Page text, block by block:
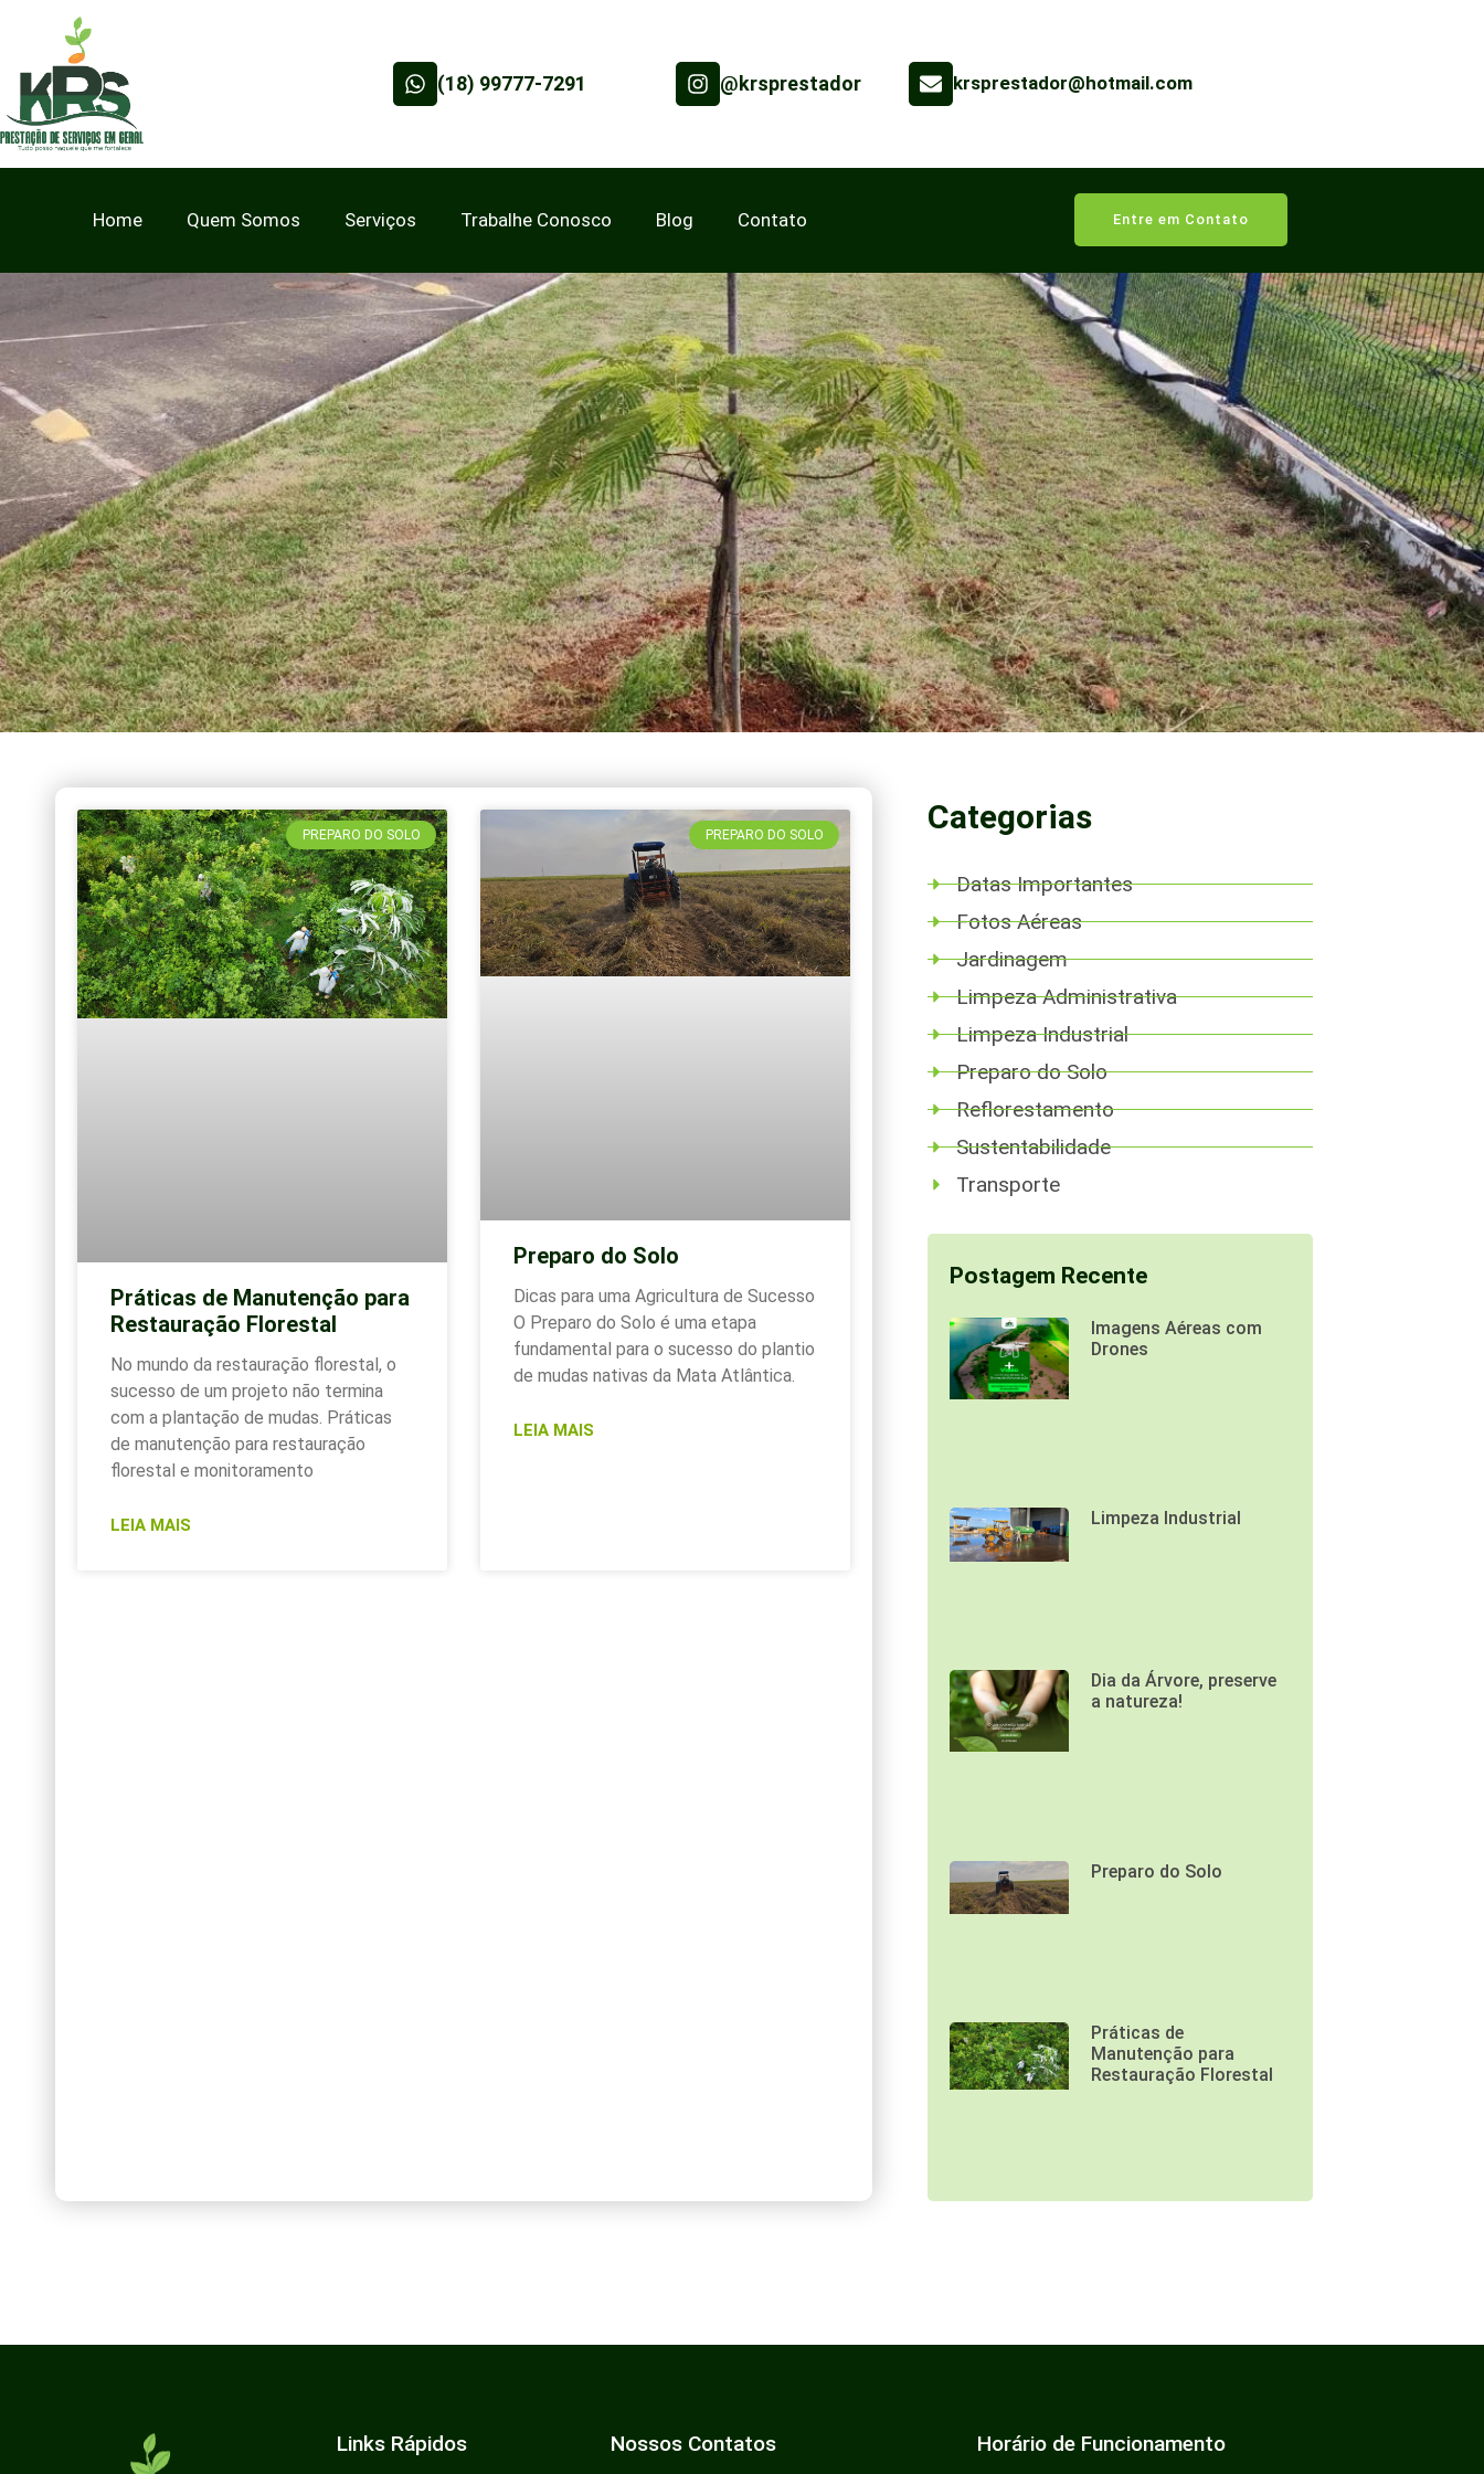
(18) 99777-7291 @krsprestador krsprestador@hotmail.com
Home Quem Somos Serviços Trabalhe Conosco Blog Contato Entre em Contato
PREPARO DO SOLO
Práticas de Manutenção para
Restauração Florestal
No mundo da restauração florestal, o
sucesso de um projeto não termina
com a plantação de mudas. Práticas
de manutenção para restauração
florestal e monitoramento
LEIA MAIS
PREPARO DO SOLO
Preparo do Solo
Dicas para uma Agricultura de Sucesso
O Preparo do Solo é uma etapa
fundamental para o sucesso do plantio
de mudas nativas da Mata Atlântica.
LEIA MAIS
Categorias
Datas Importantes
Fotos Aéreas
Jardinagem
Limpeza Administrativa
Limpeza Industrial
Preparo do Solo
Reflorestamento
Sustentabilidade
Transporte
Postagem Recente
Imagens Aéreas com
Drones
Limpeza Industrial
Dia da Árvore, preserve
a natureza!
Preparo do Solo
Práticas de
Manutenção para
Restauração Florestal
Links Rápidos Nossos Contatos Horário de Funcionamento